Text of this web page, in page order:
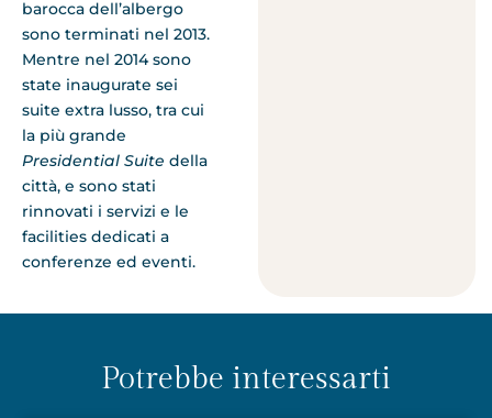
barocca dell’albergo
sono terminati nel 2013.
Mentre nel 2014 sono
state inaugurate sei
suite extra lusso, tra cui
la più grande
Presidential Suite della
città, e sono stati
rinnovati i servizi e le
facilities dedicati a
conferenze ed eventi.
Potrebbe interessarti